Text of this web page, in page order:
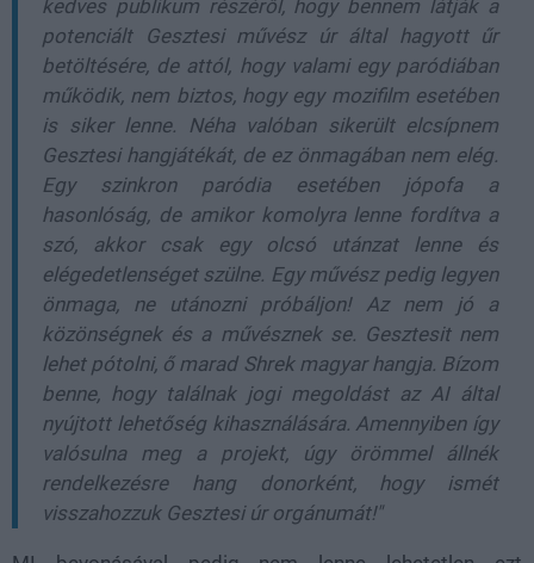
kedves publikum részéről, hogy bennem látják a
potenciált Gesztesi művész úr által hagyott űr
betöltésére, de attól, hogy valami egy paródiában
működik, nem biztos, hogy egy mozifilm esetében
is siker lenne. Néha valóban sikerült elcsípnem
Gesztesi hangjátékát, de ez önmagában nem elég.
Egy szinkron paródia esetében jópofa a
hasonlóság, de amikor komolyra lenne fordítva a
szó, akkor csak egy olcsó utánzat lenne és
elégedetlenséget szülne. Egy művész pedig legyen
önmaga, ne utánozni próbáljon! Az nem jó a
közönségnek és a művésznek se. Gesztesit nem
lehet pótolni, ő marad Shrek magyar hangja. Bízom
benne, hogy találnak jogi megoldást az AI által
nyújtott lehetőség kihasználására. Amennyiben így
valósulna meg a projekt, úgy örömmel állnék
rendelkezésre hang donorként, hogy ismét
visszahozzuk Gesztesi úr orgánumát!"